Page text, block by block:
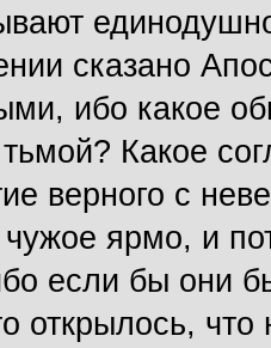
сказано
ибо какое
тьмой? Какое
верного с
чужое ярмо, и
если бы они
открылось,